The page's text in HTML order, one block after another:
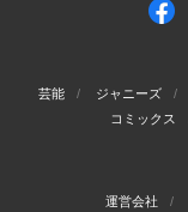
芸能 ジャニーズ
コミックス
運営会社